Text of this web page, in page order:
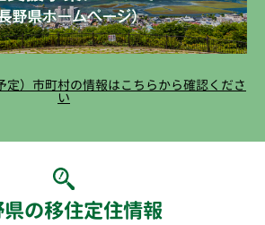
定）市町村の情報はこちらから確認くださ
い
の移住定住情報